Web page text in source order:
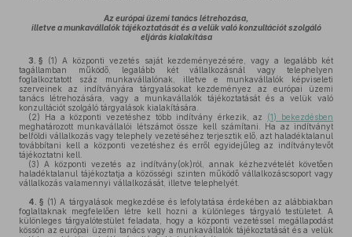
Az európai üzemi tanács létrehozása,
illetve a munkavállalók tájékoztatását és a velük való konzultációt szolgáló
eljárás kialakítása
3. § (1) A központi vezetés saját kezdeményezésére, vagy a legalább két
tagállamban működő, legalább két vállalkozásnál vagy telephelyen
foglalkoztatott száz munkavállalónak, illetve e munkavállalók képviseleti
szerveinek az indítványára tárgyalásokat kezdeményez az európai üzemi
tanács létrehozására, vagy a munkavállalók tájékoztatását és a velük való
konzultációt szolgáló tárgyalások kialakítására.
(2) Ha a központi vezetéshez több indítvány érkezik, az (1) bekezdésben
meghatározott munkavállalói létszámot össze kell számítani. Ha az indítványt
belföldi vállalkozás vagy telephely vezetéséhez terjesztik elő, azt haladéktalanul
továbbítani kell a központi vezetéshez és erről egyidejűleg az indítványtevőt
tájékoztatni kell.
(3) A központi vezetés az indítvány(ok)ról, annak kézhezvételét követően
haladéktalanul tájékoztatja a közösségi szinten működő vállalkozáscsoport vagy
vállalkozás valamennyi vállalkozását, illetve telephelyét.
4. § (1) A tárgyalások megkezdése és lefolytatása érdekében az alábbiakban
foglaltaknak megfelelően létre kell hozni a különleges tárgyaló testületet. A
különleges tárgyalótestület feladata, hogy a központi vezetéssel megállapodást
kössön az európai üzemi tanács vagy a munkavállalók tájékoztatását és a velük